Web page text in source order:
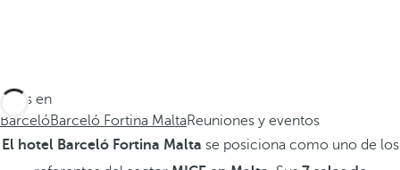
Estás en
BarcelóBarceló Fortina MaltaReuniones y eventos
El hotel Barceló Fortina Malta se posiciona como uno de los